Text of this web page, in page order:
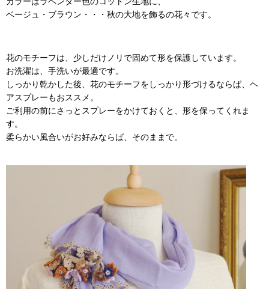
ベージュ・ブラウン・・・秋の大地を飾るの花々です。
花のモチーフは、少しだけノリで固めて形を保護しています。
お洗濯は、手洗いが最適です。
しっかり乾かした後、花のモチーフをしっかり形づけるならば、ヘ
アスプレーもおススメ。
ご利用の前にさっとスプレーをかけておくと、形を保ってくれま
す。
柔らかい風合いがお好みならば、そのままで。